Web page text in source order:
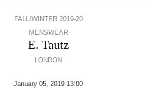
FALL/WINTER 2019-20
MENSWEAR
E. Tautz
LONDON
January 05, 2019 13:00